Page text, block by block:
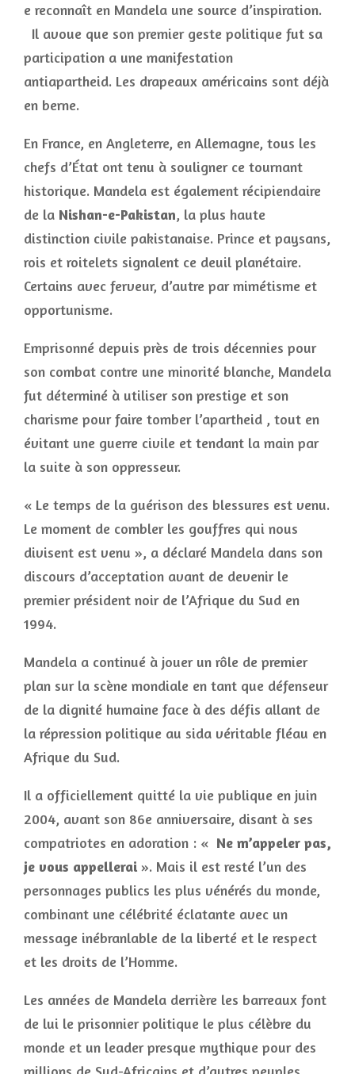
e reconnaît en Mandela une source d’inspiration.
Il avoue que son premier geste politique fut sa
participation a une manifestation
antiapartheid. Les drapeaux américains sont déjà
en berne.
En France, en Angleterre, en Allemagne, tous les
chefs d’État ont tenu à souligner ce tournant
historique. Mandela est également récipiendaire
de la Nishan-e-Pakistan, la plus haute
distinction civile pakistanaise. Prince et paysans,
rois et roitelets signalent ce deuil planétaire.
Certains avec ferveur, d’autre par mimétisme et
opportunisme.
Emprisonné depuis près de trois décennies pour
son combat contre une minorité blanche, Mandela
fut déterminé à utiliser son prestige et son
charisme pour faire tomber l’apartheid , tout en
évitant une guerre civile et tendant la main par
la suite à son oppresseur.
« Le temps de la guérison des blessures est venu.
Le moment de combler les gouffres qui nous
divisent est venu », a déclaré Mandela dans son
discours d’acceptation avant de devenir le
premier président noir de l’Afrique du Sud en
1994.
Mandela a continué à jouer un rôle de premier
plan sur la scène mondiale en tant que défenseur
de la dignité humaine face à des défis allant de
la répression politique au sida véritable fléau en
Afrique du Sud.
Il a officiellement quitté la vie publique en juin
2004, avant son 86e anniversaire, disant à ses
compatriotes en adoration : « Ne m’appeler pas,
je vous appellerai ». Mais il est resté l’un des
personnages publics les plus vénérés du monde,
combinant une célébrité éclatante avec un
message inébranlable de la liberté et le respect
et les droits de l’Homme.
Les années de Mandela derrière les barreaux font
de lui le prisonnier politique le plus célèbre du
monde et un leader presque mythique pour des